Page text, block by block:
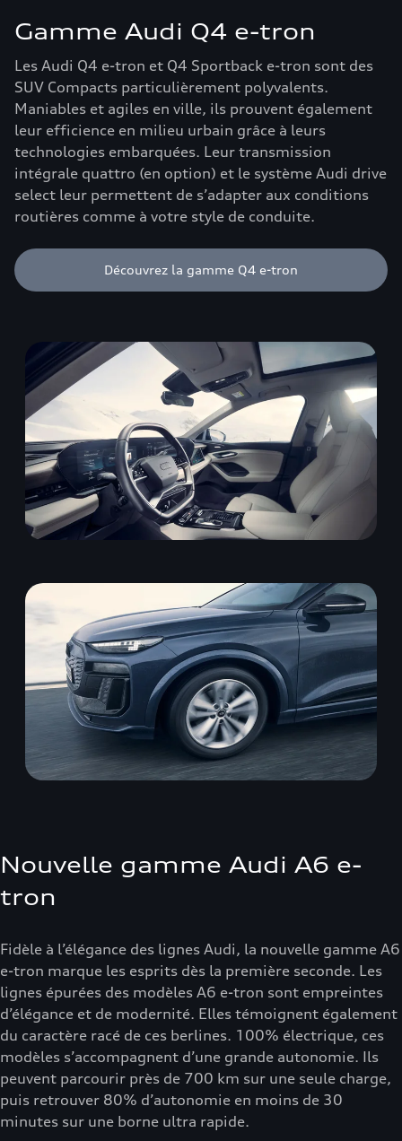
Gamme Audi Q4 e-tron
Les Audi Q4 e-tron et Q4 Sportback e-tron sont des
SUV Compacts particulièrement polyvalents.
Maniables et agiles en ville, ils prouvent également
leur efficience en milieu urbain grâce à leurs
technologies embarquées. Leur transmission
intégrale quattro (en option) et le système Audi drive
select leur permettent de s’adapter aux conditions
routières comme à votre style de conduite.
Découvrez la gamme Q4 e-tron
Nouvelle gamme Audi A6 e-
tron
Fidèle à l’élégance des lignes Audi, la nouvelle gamme A6
e-tron marque les esprits dès la première seconde. Les
lignes épurées des modèles A6 e-tron sont empreintes
d’élégance et de modernité. Elles témoignent également
du caractère racé de ces berlines. 100% électrique, ces
modèles s’accompagnent d’une grande autonomie. Ils
peuvent parcourir près de 700 km sur une seule charge,
puis retrouver 80% d’autonomie en moins de 30
minutes sur une borne ultra rapide.